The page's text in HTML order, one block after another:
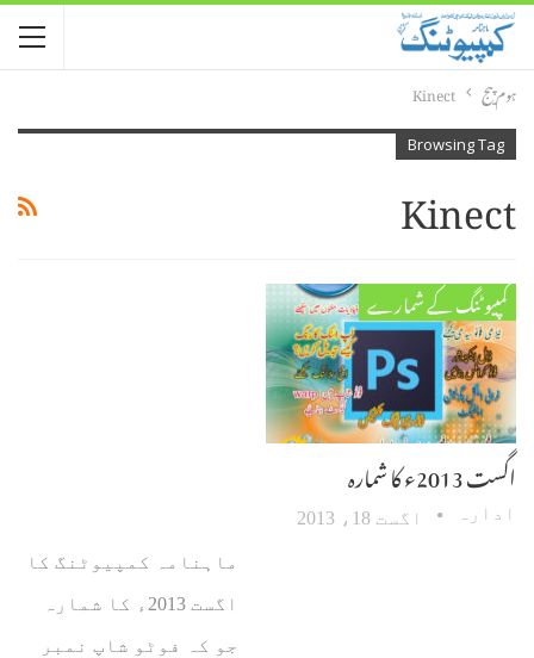
ہوم پیج Kinect
Browsing Tag
Kinect
کمپیوٹنگ کے شمارے
اگست 2013ء کا شمارہ
ادارہ اگست 18، 2013
ماہنامہ کمپیوٹنگ کا
اگست 2013ء کا شمارہ
جو کہ فوٹو شاپ نمبر